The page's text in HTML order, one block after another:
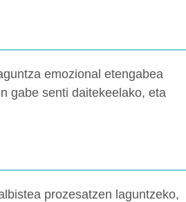
emozional etengabea
gabe senti daitekeelako, eta
prozesatzen laguntzeko,